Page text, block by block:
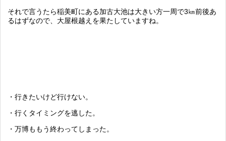
それで言うたら稲美町にある加古大池は大きい方一周で3㎞前後あ
るはずなので、大屋根越えを果たしていますね。
・行きたいけど行けない。
・行くタイミングを逃した。
・万博ももう終わってしまった。